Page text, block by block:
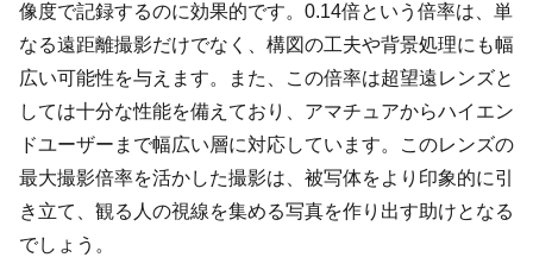
像度で記録するのに効果的です。0.14倍という倍率は、単
なる遠距離撮影だけでなく、構図の工夫や背景処理にも幅
広い可能性を与えます。また、この倍率は超望遠レンズと
しては十分な性能を備えており、アマチュアからハイエン
ドユーザーまで幅広い層に対応しています。このレンズの
最大撮影倍率を活かした撮影は、被写体をより印象的に引
き立て、観る人の視線を集める写真を作り出す助けとなる
でしょう。